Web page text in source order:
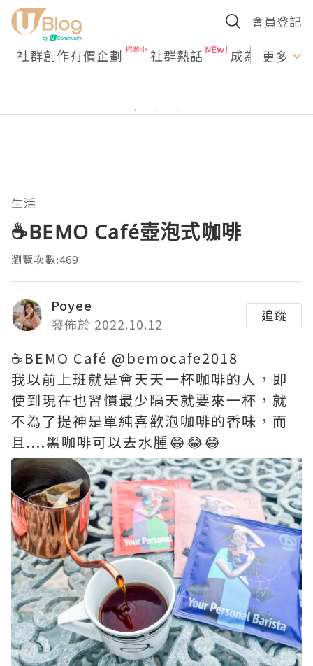
會員登記
社群創作有價企劃 社群熱話 成為U更多
生活
☕BEMO Café壺泡式咖啡
瀏覽次數:469
Poyee
發佈於 2022.10.12
追蹤
☕BEMO Café @bemocafe2018
我以前上班就是會天天一杯咖啡的人，即
使到現在也習慣最少隔天就要來一杯，就
不為了提神是單純喜歡泡咖啡的香味，而
且....黑咖啡可以去水腫😂😂😂